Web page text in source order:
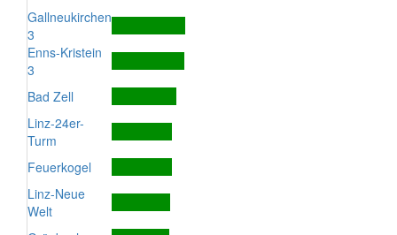
Gallneukirchen
3
Enns-Kristein
3
Bad Zell
Linz-24er-
Turm
Feuerkogel
Linz-Neue
Welt